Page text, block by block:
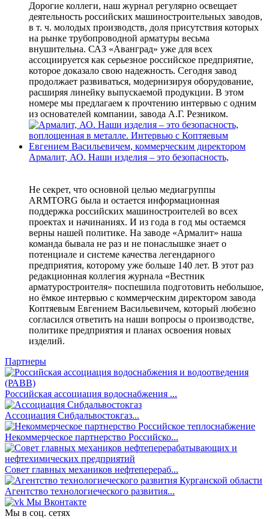
Дорогие коллеги, наш журнал регулярно освещает
деятельность российских машиностроительных заводов,
в т. ч. молодых производств, доля присутствия которых
на рынке трубопроводной арматуры весьма
внушительна. САЗ «Аванград» уже для всех
ассоциируется как серьезное российское предприятие,
которое доказало свою надежность. Сегодня завод
продолжает развиваться, модернизируя оборудование,
расширяя линейку выпускаемой продукции. В этом
номере мы предлагаем к прочтению интервью с одним
из основателей компании, завода А.Г. Резником.
Армалит, АО. Наши изделия – это безопасность,
Не секрет, что основной целью медиагруппы
ARMTORG была и остается информационная
поддержка российских машиностроителей во всех
проектах и начинаниях. И из года в год мы остаемся
верны нашей политике. На заводе «Армалит» наша
команда бывала не раз и не понаслышке знает о
потенциале и системе качества легендарного
предприятия, которому уже больше 140 лет. В этот раз
редакционная коллегия журнала «Вестник
арматуростроителя» поспешила подготовить небольшое,
но ёмкое интервью с коммерческим директором завода
Коптяевым Евгением Васильевичем, который любезно
согласился ответить на наши вопросы о производстве,
политике предприятия и планах освоения новых
изделий.
Партнеры
Российская ассоциация водоснабжения ...
Ассоциация Сибдальвостокгаз...
Некоммерческое партнерство Российско...
Совет главных механиков нефтеперераб...
Агентство технологиеческого развития...
Мы Вконтакте
Мы в соц. сетях